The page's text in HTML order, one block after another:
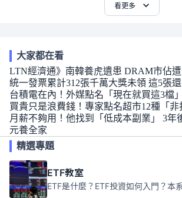
看更多
大家都在看
LTN經濟通》南韓養虎遺患 DRAM市佔
統一發票累計312張千萬大獎未領 這5張
台積電在內！外媒點名「現在就買這3檔
買貴只是浪費錢！專家點名超市12種「
月薪不夠用！他找到「低成本副業」 3年
元養全家
精選專題
ETF教室